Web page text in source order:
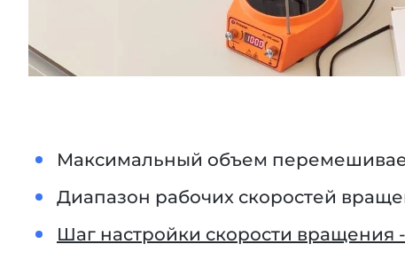
Максимальный объем
Диапазон рабочих скоростей
Шаг настройки скорости вращения